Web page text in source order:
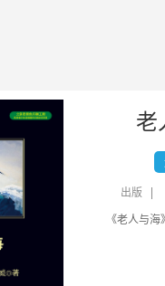
老
出版